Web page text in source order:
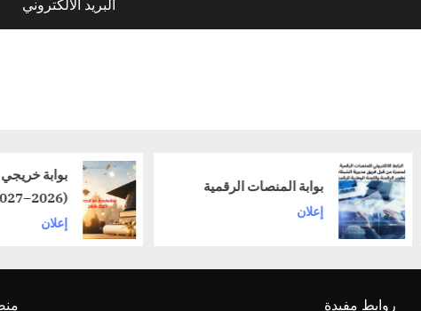
البريد الالكتروني
بوابة المنصات الرقمية
إعلان
بوابة خريجي
(2026–2027)
إعلان
روابط مفيدة